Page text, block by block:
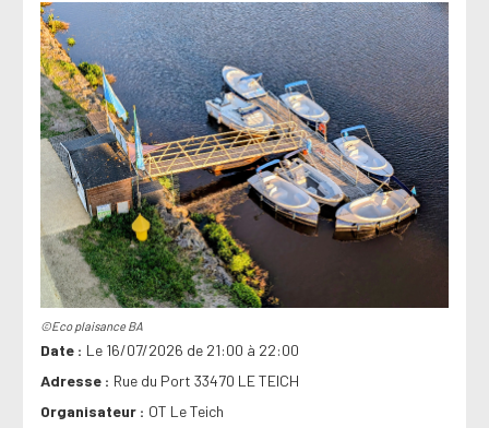
©Eco plaisance BA
Date
Le 16/07/2026 de 21:00 à 22:00
Adresse
Rue du Port 33470 LE TEICH
Organisateur
OT Le Teich